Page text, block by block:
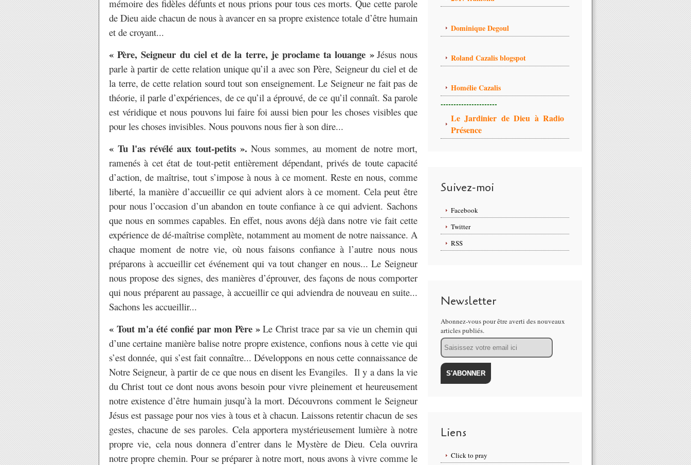
mémoire des fidèles défunts et nous prions pour tous ces morts. Que cette parole
de Dieu aide chacun de nous à avancer en sa propre existence totale d’être humain
et de croyant...
« Père, Seigneur du ciel et de la terre, je proclame ta louange » Jésus nous
parle à partir de cette relation unique qu’il a avec son Père, Seigneur du ciel et de
la terre, de cette relation sourd tout son enseignement. Le Seigneur ne fait pas de
théorie, il parle d’expériences, de ce qu’il a éprouvé, de ce qu’il connaît. Sa parole
est véridique et nous pouvons lui faire foi aussi bien pour les choses visibles que
pour les choses invisibles. Nous pouvons nous fier à son dire...
« Tu l'as révélé aux tout-petits ». Nous sommes, au moment de notre mort,
ramenés à cet état de tout-petit entièrement dépendant, privés de toute capacité
d’action, de maîtrise, tout s’impose à nous à ce moment. Reste en nous, comme
liberté, la manière d’accueillir ce qui advient alors à ce moment. Cela peut être
pour nous l’occasion d’un abandon en toute confiance à ce qui advient. Sachons
que nous en sommes capables. En effet, nous avons déjà dans notre vie fait cette
expérience de dé-maîtrise complète, notamment au moment de notre naissance. A
chaque moment de notre vie, où nous faisons confiance à l’autre nous nous
préparons à accueillir cet événement qui va tout changer en nous... Le Seigneur
nous propose des signes, des manières d’éprouver, des façons de nous comporter
qui nous préparent au passage, à accueillir ce qui adviendra de nouveau en suite...
Sachons les accueillir...
« Tout m'a été confié par mon Père » Le Christ trace par sa vie un chemin qui
d’une certaine manière balise notre propre existence, confions nous à cette vie qui
s’est donnée, qui s’est fait connaître... Développons en nous cette connaissance de
Notre Seigneur, à partir de ce que nous en disent les Evangiles. Il y a dans la vie
du Christ tout ce dont nous avons besoin pour vivre pleinement et heureusement
notre existence d’être humain jusqu’à la mort. Découvrons comment le Seigneur
Jésus est passage pour nos vies à tous et à chacun. Laissons retentir chacun de ses
gestes, chacune de ses paroles. Cela apportera mystérieusement lumière à notre
propre vie, cela nous donnera d’entrer dans le Mystère de Dieu. Cela ouvrira
notre propre chemin. Pour se préparer à notre mort, nous avons à vivre comme le
Dominique Degoul
Roland Cazalis blogspot
Homélie Cazalis
----------------------
Le Jardinier de Dieu à Radio
Présence
Suivez-moi
Facebook
Twitter
RSS
Newsletter
Abonnez-vous pour être averti des nouveaux
articles publiés.
Email
Liens
Click to pray